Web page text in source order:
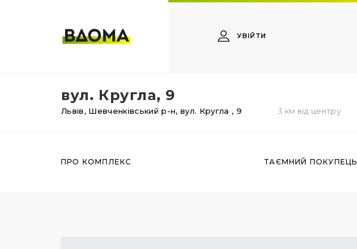
УВІЙТИ
вул. Кругла, 9
Львів, Шевченківський р-н, вул. Кругла , 9 3 км від центру
ПРО КОМПЛЕКС ТАЄМНИЙ ПОКУПЕЦЬ